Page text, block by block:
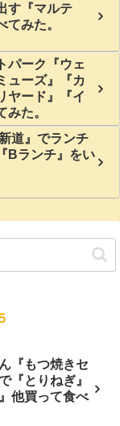
す『マルテ
てみた。
パーク『ウェ
ューズ』『カ
ヤード』『イ
みた。
道』でランチ
Bランチ』をい
『もつ焼きセ
『とりねぎ』
他買って食べ